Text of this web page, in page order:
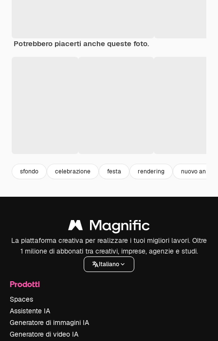
Potrebbero piacerti anche queste foto.
sfondo celebrazione festa rendering nuovo anno
La piattaforma creativa per realizzare i tuoi migliori lavori. Oltre
1 milione di abbonati tra creativi, imprese, agenzie e studi.
Italiano
Prodotti
Spaces
Assistente IA
Generatore di immagini IA
Generatore di video IA